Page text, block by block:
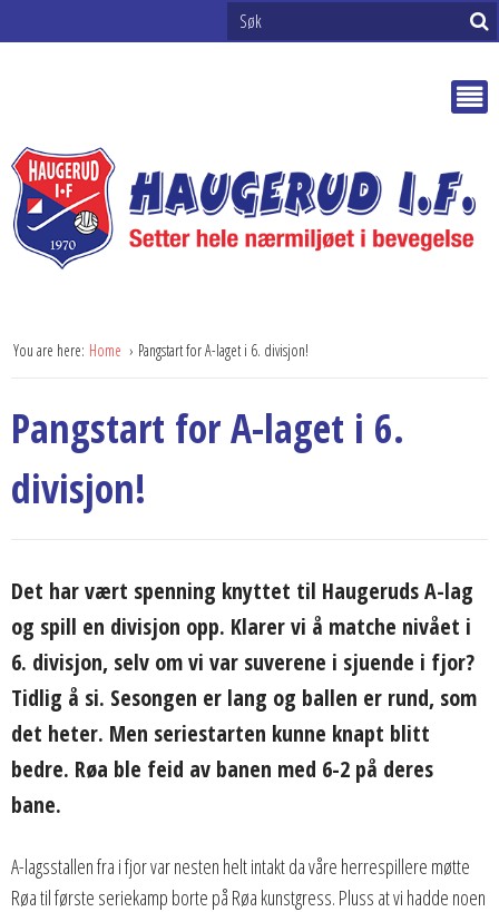
You are here: Home Pangstart for A-laget i 6. divisjon!
Pangstart for A-laget i 6.
divisjon!
Det har vært spenning knyttet til Haugeruds A-lag
og spill en divisjon opp. Klarer vi å matche nivået i
6. divisjon, selv om vi var suverene i sjuende i fjor?
Tidlig å si. Sesongen er lang og ballen er rund, som
det heter. Men seriestarten kunne knapt blitt
bedre. Røa ble feid av banen med 6-2 på deres
bane.
A-lagsstallen fra i fjor var nesten helt intakt da våre herrespillere møtte
Røa til første seriekamp borte på Røa kunstgress. Pluss at vi hadde noen